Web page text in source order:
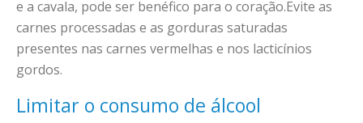
e a cavala, pode ser benéfico para o coração.Evite as
carnes processadas e as gorduras saturadas
presentes nas carnes vermelhas e nos lacticínios
gordos.
Limitar o consumo de álcool